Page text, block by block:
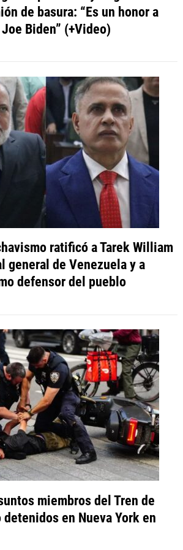
de basura: “Es un honor a
Biden” (+Video)
ratificó a Tarek William
general de Venezuela y a
defensor del pueblo
miembros del Tren de
en Nueva York en